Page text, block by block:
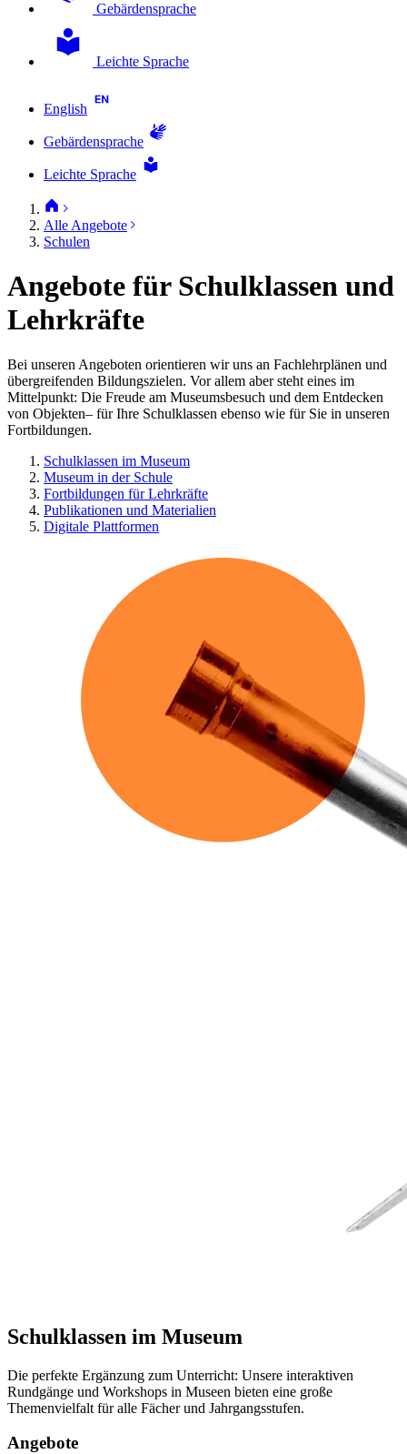
Gebärdensprache
Leichte Sprache
English
Gebärdensprache
Leichte Sprache
Alle Angebote
Schulen
Angebote für Schulklassen und
Lehrkräfte
Bei unseren Angeboten orientieren wir uns an Fachlehrplänen und
übergreifenden Bildungszielen. Vor allem aber steht eines im
Mittelpunkt: Die Freude am Museumsbesuch und dem Entdecken
von Objekten– für Ihre Schulklassen ebenso wie für Sie in unseren
Fortbildungen.
Schulklassen im Museum
Museum in der Schule
Fortbildungen für Lehrkräfte
Publikationen und Materialien
Digitale Plattformen
Schulklassen im Museum
Die perfekte Ergänzung zum Unterricht: Unsere interaktiven
Rundgänge und Workshops in Museen bieten eine große
Themenvielfalt für alle Fächer und Jahrgangsstufen.
Angebote